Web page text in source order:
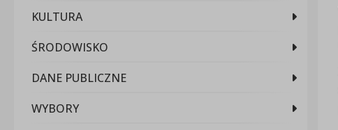
KULTURA
ŚRODOWISKO
DANE PUBLICZNE
WYBORY